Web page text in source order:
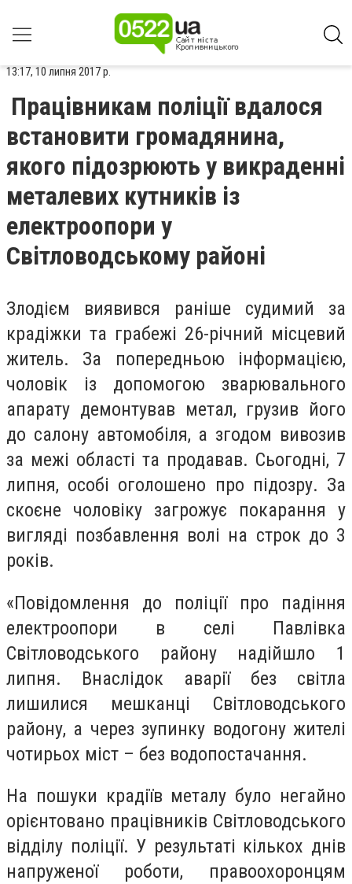
13:17, 10 липня 2017 р.
Працівникам поліції вдалося
встановити громадянина,
якого підозрюють у викраденні
металевих кутників із
електроопори у
Світловодському районі
Злодієм виявився раніше судимий за
крадіжки та грабежі 26-річний місцевий
житель. За попередньою інформацією,
чоловік із допомогою зварювального
апарату демонтував метал, грузив його
до салону автомобіля, а згодом вивозив
за межі області та продавав. Сьогодні, 7
липня, особі оголошено про підозру. За
скоєне чоловіку загрожує покарання у
вигляді позбавлення волі на строк до 3
років.
«Повідомлення до поліції про падіння
електроопори в селі Павлівка
Світловодського району надійшло 1
липня. Внаслідок аварії без світла
лишилися мешканці Світловодського
району, а через зупинку водогону жителі
чотирьох міст – без водопостачання.
На пошуки крадіїв металу було негайно
орієнтовано працівників Світловодського
відділу поліції. У результаті кількох днів
напруженої роботи, правоохоронцям